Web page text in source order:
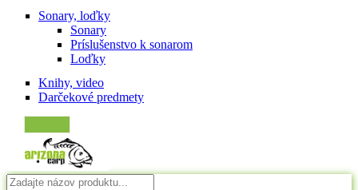
Sonary, loďky
Sonary
Príslušenstvo k sonarom
Loďky
Knihy, video
Darčekové predmety